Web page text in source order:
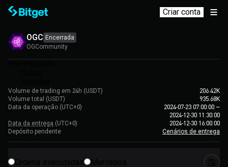
Criar conta
OGC Encerrada
OGCommunity
Volume de trading em 24h (USDT)
206.42K
Volume total (USDT)
935.68K
Data da operação (UTC+0) 2024-07-23 07:00:00 ~
2024-12-30 11:30:00
Data da entrega (UTC+0)
2024-12-30 16:00:00
Depósito pendente
Cenários de entrega